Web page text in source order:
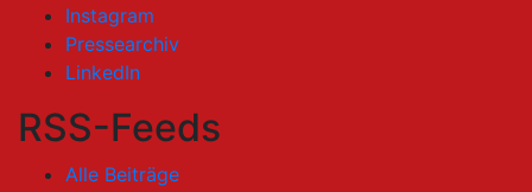
Instagram
Pressearchiv
LinkedIn
RSS-Feeds
Alle Beiträge